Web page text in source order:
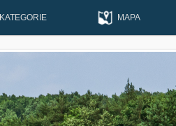
KATEGORIE MAPA